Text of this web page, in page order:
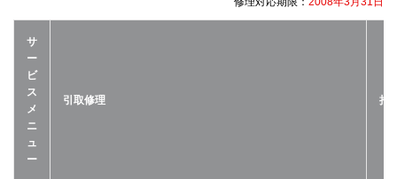
サ
ー
ビ
ス
メ
ニ
ュ
ー
引取修理 持